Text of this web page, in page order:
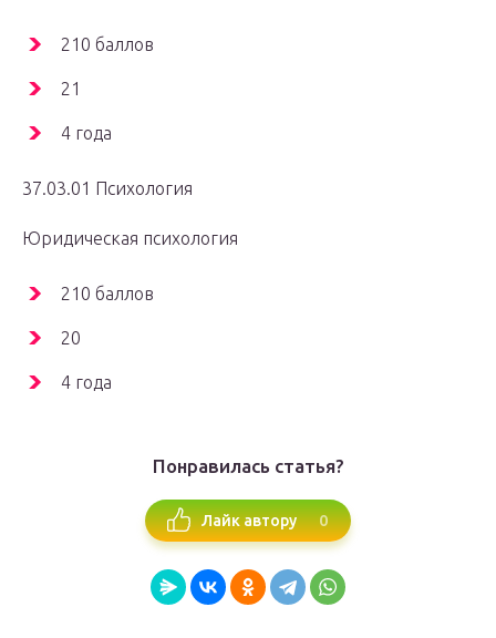
210 баллов
21
4 года
37.03.01 Психология
Юридическая психология
210 баллов
20
4 года
Понравилась статья?
Лайк автору 0